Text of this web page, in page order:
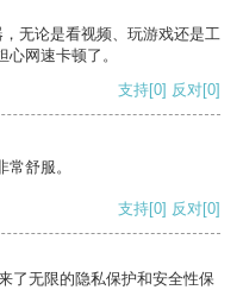
无论是看视频、玩游戏还是工
网速卡顿了。
支持[0] 反对[0]
舒服。
支持[0] 反对[0]
了无限的隐私保护和安全性保